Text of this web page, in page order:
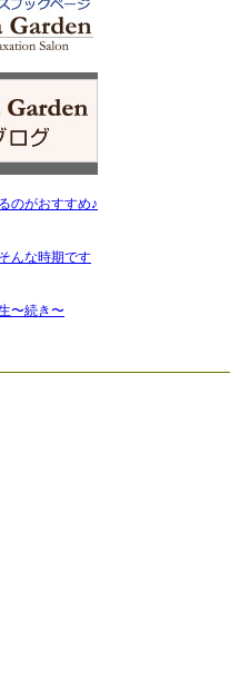
のがおすすめ♪
んな時期です
〜続き〜